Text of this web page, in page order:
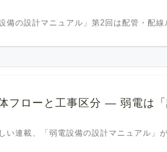
の設計マニュアル」第2回は配管・配
フローと工事区分 ― 弱電は
連載、「弱電設備の設計マニュアル」